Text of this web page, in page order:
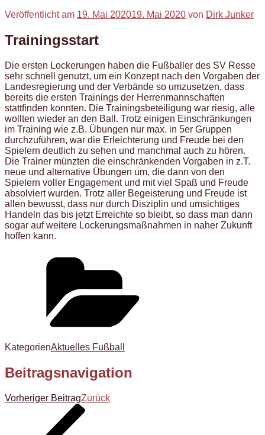
Veröffentlicht am 19. Mai 202019. Mai 2020 von Dirk Junker
Trainingsstart
Die ersten Lockerungen haben die Fußballer des SV Resse
sehr schnell genutzt, um ein Konzept nach den Vorgaben der
Landesregierung und der Verbände so umzusetzen, dass
bereits die ersten Trainings der Herrenmannschaften
stattfinden konnten. Die Trainingsbeteiligung war riesig, alle
wollten wieder an den Ball. Trotz einigen Einschränkungen
im Training wie z.B. Übungen nur max. in 5er Gruppen
durchzuführen, war die Erleichterung und Freude bei den
Spielern deutlich zu sehen und manchmal auch zu hören.
Die Trainer münzten die einschränkenden Vorgaben in z.T.
neue und alternative Übungen um, die dann von den
Spielern voller Engagement und mit viel Spaß und Freude
absolviert wurden. Trotz aller Begeisterung und Freude ist
allen bewusst, dass nur durch Disziplin und umsichtiges
Handeln das bis jetzt Erreichte so bleibt, so dass man dann
sogar auf weitere Lockerungsmaßnahmen in naher Zukunft
hoffen kann.
KategorienAktuelles Fußball
Beitragsnavigation
Vorheriger BeitragZurück